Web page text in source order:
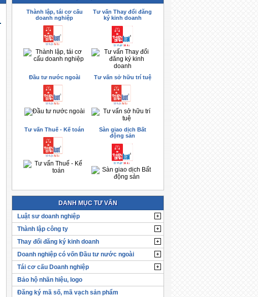
Thành lập, tái cơ cấu
doanh nghiệp
Tư vấn Thay đổi đăng
ký kinh doanh
Đầu tư nước ngoài Tư vấn sở hữu trí tuệ
Tư vấn Thuế - Kế toán
Sàn giao dịch Bất
động sản
DANH MỤC TƯ VẤN
Luật sư doanh nghiệp
Thành lập công ty
Thay đổi đăng ký kinh doanh
Doanh nghiệp có vốn Đầu tư nước ngoài
Tái cơ cấu Doanh nghiệp
Bảo hộ nhãn hiệu, logo
Đăng ký mã số, mã vạch sản phẩm